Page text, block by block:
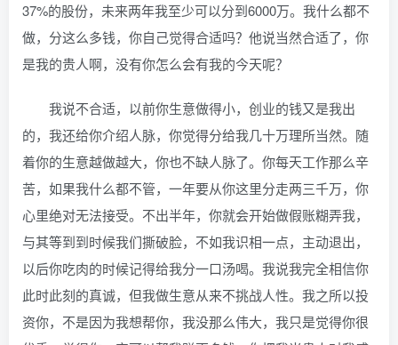
37%的股份，未来两年我至少可以分到6000万。我什么都不
做，分这么多钱，你自己觉得合适吗？他说当然合适了，你
是我的贵人啊，没有你怎么会有我的今天呢？
我说不合适，以前你生意做得小，创业的钱又是我出
的，我还给你介绍人脉，你觉得分给我几十万理所当然。随
着你的生意越做越大，你也不缺人脉了。你每天工作那么辛
苦，如果我什么都不管，一年要从你这里分走两三千万，你
心里绝对无法接受。不出半年，你就会开始做假账糊弄我，
与其等到到时候我们撕破脸，不如我识相一点，主动退出，
以后你吃肉的时候记得给我分一口汤喝。我说我完全相信你
此时此刻的真诚，但我做生意从来不挑战人性。我之所以投
资你，不是因为我想帮你，我没那么伟大，我只是觉得你很